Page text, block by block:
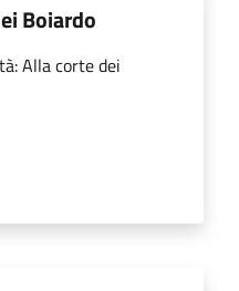
Boiardo
Alla corte dei